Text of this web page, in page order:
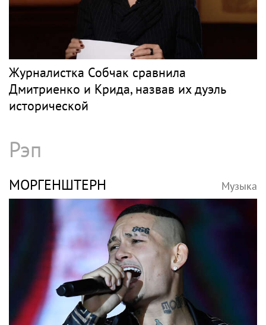
Журналистка Собчак сравнила
Дмитриенко и Крида, назвав их дуэль
исторической
Рэп
МОРГЕНШТЕРН Музыка